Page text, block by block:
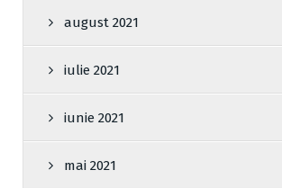
august 2021
iulie 2021
iunie 2021
mai 2021